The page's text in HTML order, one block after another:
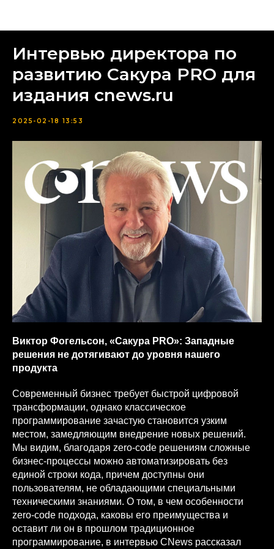
Интервью директора по
развитию Сакура PRO для
издания cnews.ru
2025-02-18 13:53
Виктор Фогельсон, «Сакура PRO»: Западные
решения не дотягивают до уровня нашего
продукта
Современный бизнес требует быстрой цифровой
трансформации, однако классическое
программирование зачастую становится узким
местом, замедляющим внедрение новых решений.
Мы видим, благодаря zero-code решениям сложные
бизнес-процессы можно автоматизировать без
единой строки кода, причем доступны они
пользователям, не обладающими специальными
техническими знаниями. О том, в чем особенности
zero-code подхода, каковы его преимущества и
оставит ли он в прошлом традиционное
программирование, в интервью CNews рассказал